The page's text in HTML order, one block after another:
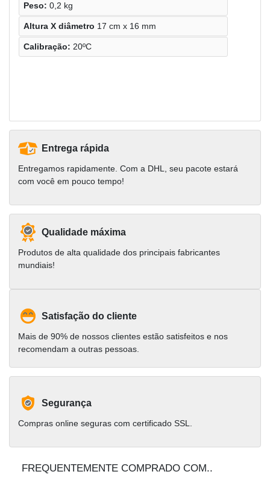
Peso: 0,2 kg
Altura X diâmetro 17 cm x 16 mm
Calibração: 20ºC
Entrega rápida
Entregamos rapidamente. Com a DHL, seu pacote estará
com você em pouco tempo!
Qualidade máxima
Produtos de alta qualidade dos principais fabricantes
mundiais!
Satisfação do cliente
Mais de 90% de nossos clientes estão satisfeitos e nos
recomendam a outras pessoas.
Segurança
Compras online seguras com certificado SSL.
FREQUENTEMENTE COMPRADO COM..